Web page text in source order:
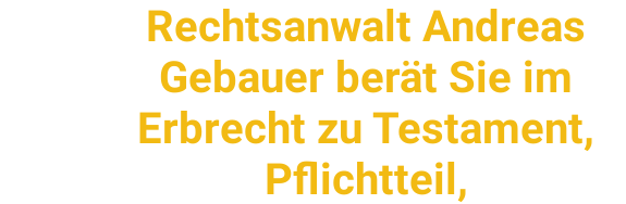
Rechtsanwalt Andreas
Gebauer berät Sie im
Erbrecht zu Testament,
Pflichtteil,